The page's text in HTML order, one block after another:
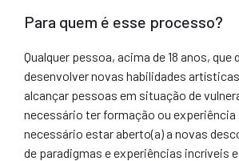
Para quem é esse processo?
Qualquer pessoa, acima de 18 anos, que
desenvolver novas habilidades
alcançar pessoas em situação de
necessário ter formação ou
necessário estar aberto(a) a novas
de paradigmas e experiências incríveis